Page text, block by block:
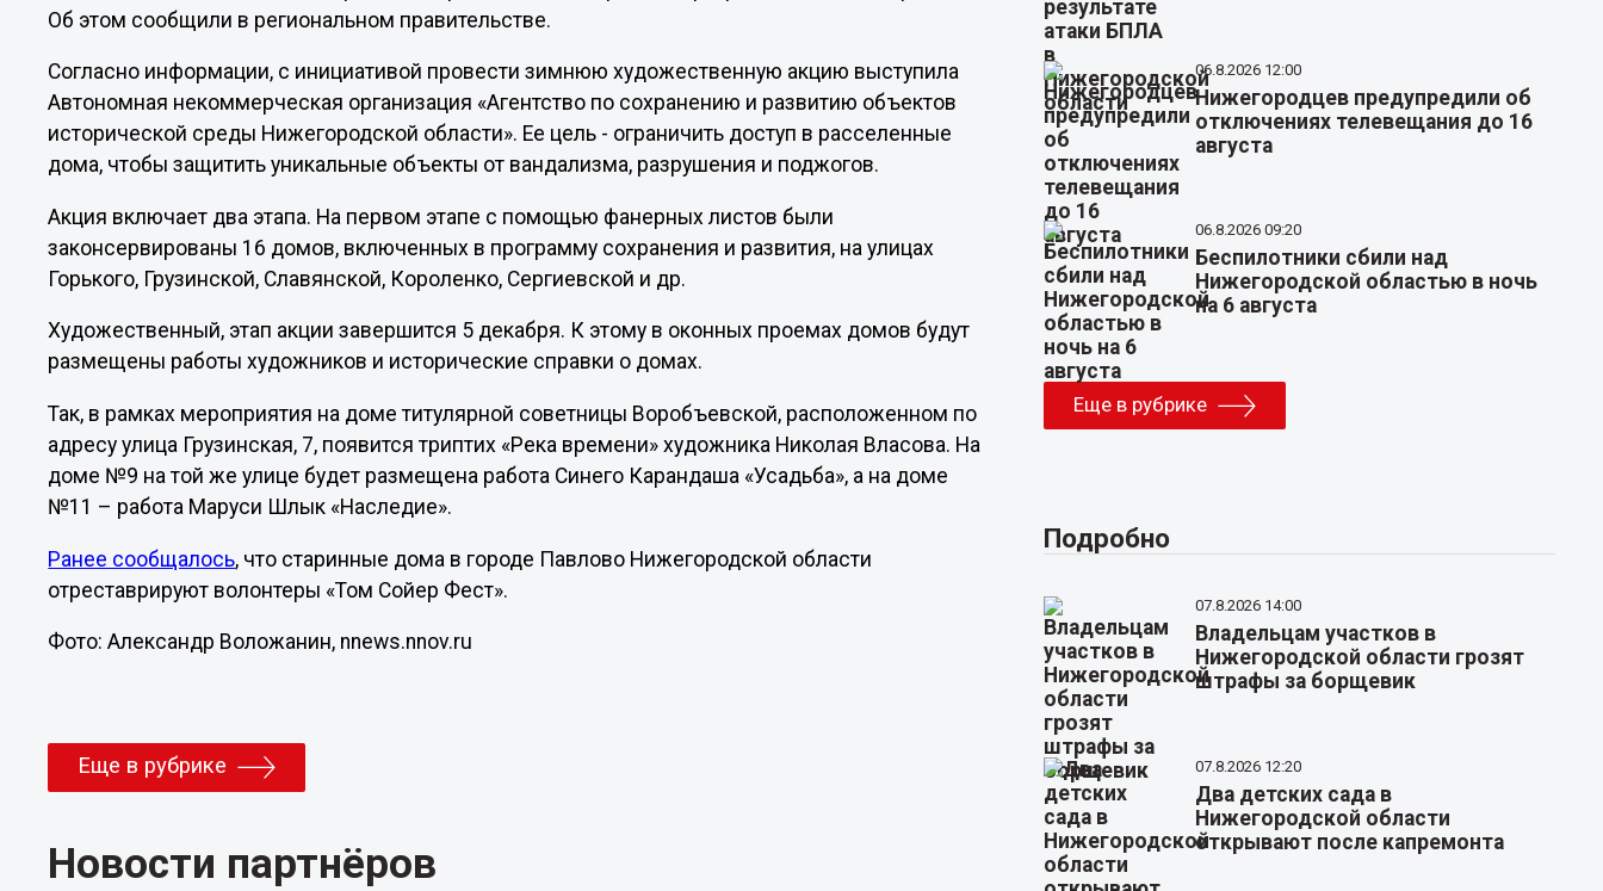
Об этом сообщили в региональном правительстве.
Согласно информации, с инициативой провести зимнюю художественную акцию выступила
Автономная некоммерческая организация «Агентство по сохранению и развитию объектов
исторической среды Нижегородской области». Ее цель - ограничить доступ в расселенные
дома, чтобы защитить уникальные объекты от вандализма, разрушения и поджогов.
Акция включает два этапа. На первом этапе с помощью фанерных листов были
законсервированы 16 домов, включенных в программу сохранения и развития, на улицах
Горького, Грузинской, Славянской, Короленко, Сергиевской и др.
Художественный, этап акции завершится 5 декабря. К этому в оконных проемах домов будут
размещены работы художников и исторические справки о домах.
Так, в рамках мероприятия на доме титулярной советницы Воробъевской, расположенном по
адресу улица Грузинская, 7, появится триптих «Река времени» художника Николая Власова. На
доме №9 на той же улице будет размещена работа Синего Карандаша «Усадьба», а на доме
№11 – работа Маруси Шлык «Наследие».
Ранее сообщалось, что старинные дома в городе Павлово Нижегородской области
отреставрируют волонтеры «Том Сойер Фест».
Фото: Александр Воложанин, nnews.nnov.ru
Еще в рубрике
Новости партнёров
06.8.2026 12:00
Нижегородцев предупредили об
отключениях телевещания до 16
августа
06.8.2026 09:20
Беспилотники сбили над
Нижегородской областью в ночь
на 6 августа
Еще в рубрике
Подробно
07.8.2026 14:00
Владельцам участков в
Нижегородской области грозят
штрафы за борщевик
07.8.2026 12:20
Два детских сада в
Нижегородской области
открывают после капремонта